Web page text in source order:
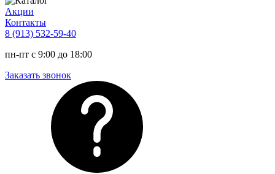
Акции
Контакты
8 (913) 532-59-40
пн-пт с 9:00 до 18:00
Заказать звонок